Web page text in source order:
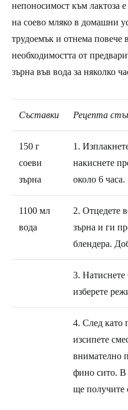
непоносимост към лактоза
на соево мляко в домашни
трудоемък и отнема повече
необходимостта от
зърна във вода за няколко
Съставки Рецепта
150 г
соеви
зърна
1.
накиснете
около 6 часа.
1100 мл
вода
2. Отцедете
зърна и ги
блендера.
3. Натиснете
изберете
4. След като
изсипете
внимателно
фино сито. В
ще получите